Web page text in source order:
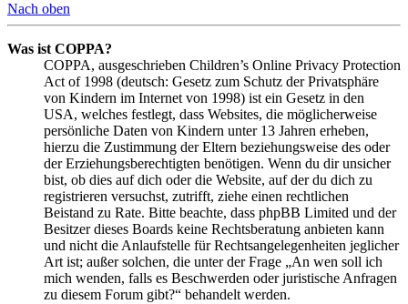
Nach oben
Was ist COPPA?
COPPA, ausgeschrieben Children’s Online Privacy Protection
Act of 1998 (deutsch: Gesetz zum Schutz der Privatsphäre
von Kindern im Internet von 1998) ist ein Gesetz in den
USA, welches festlegt, dass Websites, die möglicherweise
persönliche Daten von Kindern unter 13 Jahren erheben,
hierzu die Zustimmung der Eltern beziehungsweise des oder
der Erziehungsberechtigten benötigen. Wenn du dir unsicher
bist, ob dies auf dich oder die Website, auf der du dich zu
registrieren versuchst, zutrifft, ziehe einen rechtlichen
Beistand zu Rate. Bitte beachte, dass phpBB Limited und der
Besitzer dieses Boards keine Rechtsberatung anbieten kann
und nicht die Anlaufstelle für Rechtsangelegenheiten jeglicher
Art ist; außer solchen, die unter der Frage „An wen soll ich
mich wenden, falls es Beschwerden oder juristische Anfragen
zu diesem Forum gibt?“ behandelt werden.